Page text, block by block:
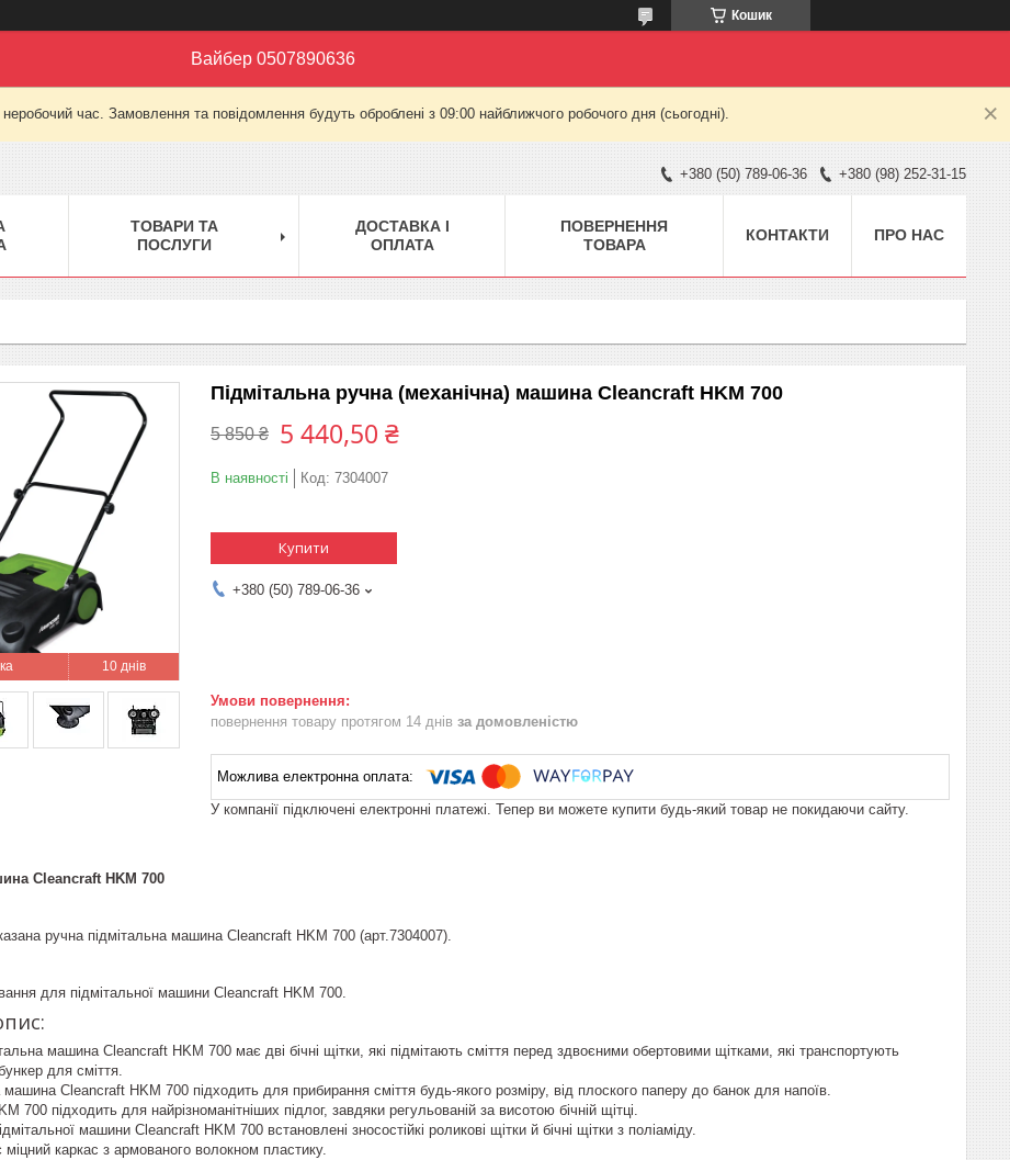
Кошик
Вайбер 0507890636
неробочий час. Замовлення та повідомлення будуть оброблені з 09:00 найближчого робочого дня (сьогодні).
+380 (50) 789-06-36 +380 (98) 252-31-15
ТОВАРИ ТА
ПОСЛУГИ
ДОСТАВКА І
ОПЛАТА
ПОВЕРНЕННЯ
ТОВАРА
КОНТАКТИ ПРО НАС
10 днів
Підмітальна ручна (механічна) машина Cleancraft HKM 700
5 850 ₴ 5 440,50 ₴
В наявності Код: 7304007
Купити
+380 (50) 789-06-36
повернення товару протягом 14 днів за домовленістю
У компанії підключені електронні платежі. Тепер ви можете купити будь-який товар не покидаючи сайту.
Cleancraft HKM 700
ручна підмітальна машина Cleancraft HKM 700 (арт.7304007).
для підмітальної машини Cleancraft HKM 700.
машина Cleancraft HKM 700 має дві бічні щітки, які підмітають сміття перед здвоєними обертовими щітками, які транспортують
для сміття.
машина Cleancraft HKM 700 підходить для прибирання сміття будь-якого розміру, від плоского паперу до банок для напоїв.
700 підходить для найрізноманітніших підлог, завдяки регульованій за висотою бічній щітці.
машини Cleancraft HKM 700 встановлені зносостійкі роликові щітки й бічні щітки з поліаміду.
каркас з армованого волокном пластику.